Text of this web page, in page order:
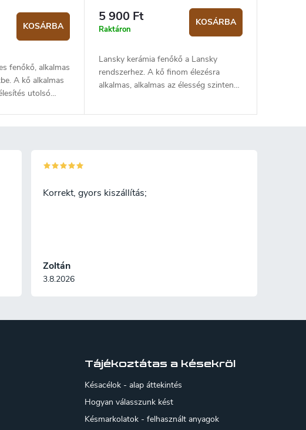
KOSÁRBA
fenőkő, alkalmas
A kő alkalmas
utolsó
5 900 Ft
Raktáron
KOSÁRBA
Lansky kerámia fenőkő a Lansky
rendszerhez. A kő finom élezésra
alkalmas, alkalmas az élesség szinten
Zoltán
3.8.2026
Korrekt, gyors kiszállítás;
Tájékoztátas a késekröl
Késacélok - alap áttekintés
Hogyan válasszunk kést
Késmarkolatok - felhasznált anyagok